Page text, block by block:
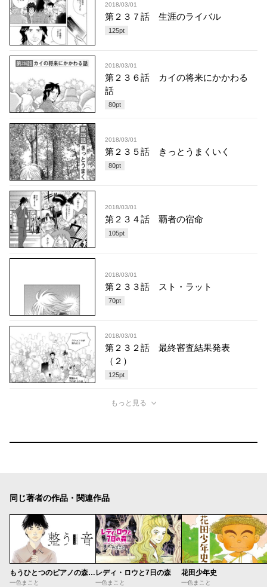
2018/03/01
第２３７話 生涯のライバル
125pt
2018/03/01
第２３６話 カイの将来にかかわる
話
80pt
2018/03/01
第２３５話 きっとうまくいく
80pt
2018/03/01
第２３４話 覇者の宿命
105pt
2018/03/01
第２３３話 スト・ラット
70pt
2018/03/01
第２３２話 最終審査結果発表
（２）
125pt
もっと見る
同じ著者の作品・関連作品
もうひとつのピアノの森 整う音
一色まこと
レディ・ロウと7日の森
一色まこと
花田少年史
一色まこと